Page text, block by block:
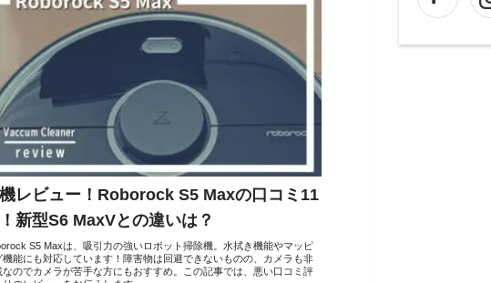
レビュー！Roborock S5 Maxの口コミ11
新型S6 MaxVとの違いは？
S5 Maxは、吸引力の強いロボット掃除機。水拭き機能やマッピ
機能にも対応しています！障害物は回避できないものの、カメラも非
なのでカメラが苦手な方にもおすすめ。この記事では、悪い口コミ評